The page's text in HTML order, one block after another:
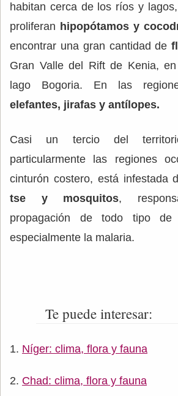
habitan cerca de los ríos y
proliferan hipopótamos y
encontrar una gran cantidad de
Gran Valle del Rift de Kenia,
lago Bogoria. En las
elefantes, jirafas y antílopes.
Casi un tercio del
particularmente las regiones
cinturón costero, está infestada
tse y mosquitos,
propagación de todo tipo de
especialmente la malaria.
Te puede interesar:
Níger: clima, flora y fauna
Chad: clima, flora y fauna